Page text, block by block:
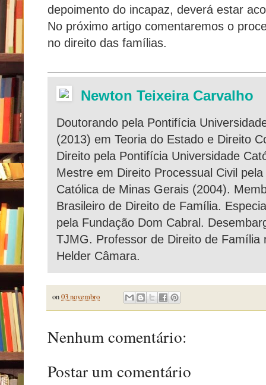
depoimento do incapaz, deverá estar
No próximo artigo comentaremos o
no direito das famílias.
Newton Teixeira Carvalho
Doutorando pela Pontifícia
(2013) em Teoria do Estado e Direito
Direito pela Pontifícia Universidade
Mestre em Direito Processual Civil
Católica de Minas Gerais (2004).
Brasileiro de Direito de Família.
pela Fundação Dom Cabral.
TJMG. Professor de Direito de Família
Helder Câmara.
on03 novembro
Nenhum comentário:
Postar um comentário